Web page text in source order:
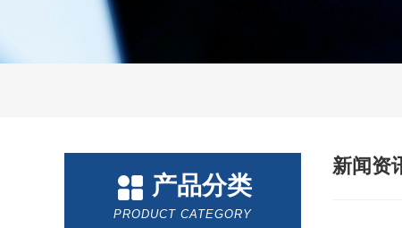
新闻资
产品分类
PRODUCT CATEGORY